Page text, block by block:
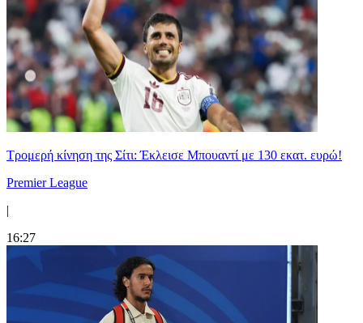
Τρομερή κίνηση της Σίτι: Έκλεισε Μπουαντί με 130 εκατ. ευρώ!
Premier League
|
16:27